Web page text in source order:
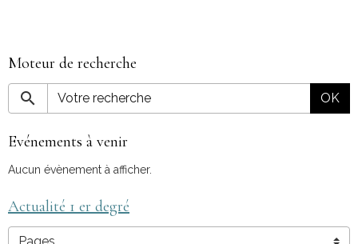
Moteur de recherche
OK
Evénements à venir
Aucun évènement à afficher.
Actualité 1 er degré